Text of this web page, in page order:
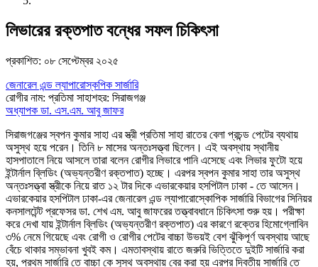
লিভারের রক্তপাত বন্ধের সফল চিকিৎসা
প্রকাশিত: ০৮ সেপ্টেম্বর ২০২৫
জেনারেল এন্ড ল্যাপারোস্কপিক সার্জারি
রোগীর নাম: প্রতিমা সাহাশহর: সিরাজগঞ্জ
অধ্যাপক ডা. এস.এম. আবু জাফর
সিরাজগঞ্জের স্বপন কুমার সাহা এর স্ত্রী প্রতিমা সাহা রাতের বেলা প্রচন্ড পেটের ব্যথায়
অসুস্থ হয়ে পরেন। তিনি ৮ মাসের অন্তঃসত্ত্বা ছিলেন। এই অবস্থায় স্থানীয়
হাসপাতালে নিয়ে আসলে তারা বলেন রোগীর লিভারে পানি এসেছে এবং লিভার ফুটো হয়ে
ইন্টার্নাল ব্লিডিং (অভ্যন্তরীণ রক্তপাত) হচ্ছে। এরপর স্বপন কুমার সাহা তার অসুস্থ
অন্তঃসত্ত্বা স্ত্রীকে নিয়ে রাত ১২ টার দিকে এভারকেয়ার হসপিটাল ঢাকা - তে আসেন।
এভারকেয়ার হসপিটাল ঢাকা-এর জেনারেল এন্ড ল্যাপারোস্কোপিক সার্জারি বিভাগের সিনিয়র
কনসালটেন্ট প্রফেসর ডা. শেখ এম. আবু জাফরের তত্ত্বাবধানে চিকিৎসা শুরু হয়। পরীক্ষা
করে দেখা যায় ইন্টার্নাল ব্লিডিং (অভ্যন্তরীণ রক্তপাত) এর কারণে রক্তের হিমোগ্লোবিন
৩% নেমে গিয়েছে এবং রোগী ও রোগীর পেটের বাচ্চা উভয়‌ই বেশ ঝুঁকিপূর্ণ অবস্থায় আছে
বেঁচে থাকার সম্ভাবনা খুবই কম। এমতাবস্থায় রাতে জরুরি ভিত্তিতে দুইটি সার্জারি করা
হয়, প্রথম সার্জারি তে বাচ্চা কে সুস্থ অবস্থায় বের করা হয় এরপর দ্বিতীয় সার্জারি তে